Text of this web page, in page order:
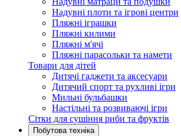
Надувні плоти та ігрові центри
Пляжні іграшки
Пляжні килими
Пляжні м'ячі
Пляжні парасольки та намети
Товари для дітей
Дитячі гаджети та аксесуари
Дитячий спорт та рухливі ігри
Мильні бульбашки
Настільні та розвиваючі ігри
Сітки для сушіння риби та фруктів
Побутова техніка